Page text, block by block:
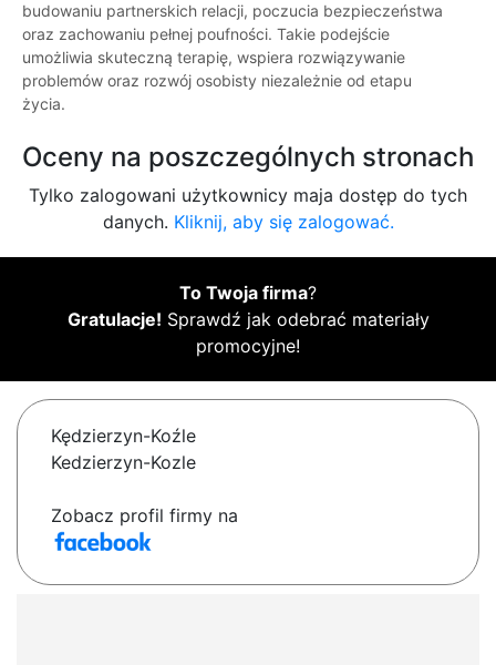
budowaniu partnerskich relacji, poczucia bezpieczeństwa
oraz zachowaniu pełnej poufności. Takie podejście
umożliwia skuteczną terapię, wspiera rozwiązywanie
problemów oraz rozwój osobisty niezależnie od etapu
życia.
Oceny na poszczególnych stronach
Tylko zalogowani użytkownicy maja dostęp do tych
danych. Kliknij, aby się zalogować.
To Twoja firma?
Gratulacje! Sprawdź jak odebrać materiały
promocyjne!
Kędzierzyn-Koźle
Kedzierzyn-Kozle
Zobacz profil firmy na